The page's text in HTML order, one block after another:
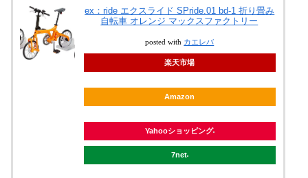
ex：ride エクスライド SPride.01 bd-1 折り畳み
自転車 オレンジ マックスファクトリー
posted with カエレバ
楽天市場
Amazon
Yahooショッピング
7net